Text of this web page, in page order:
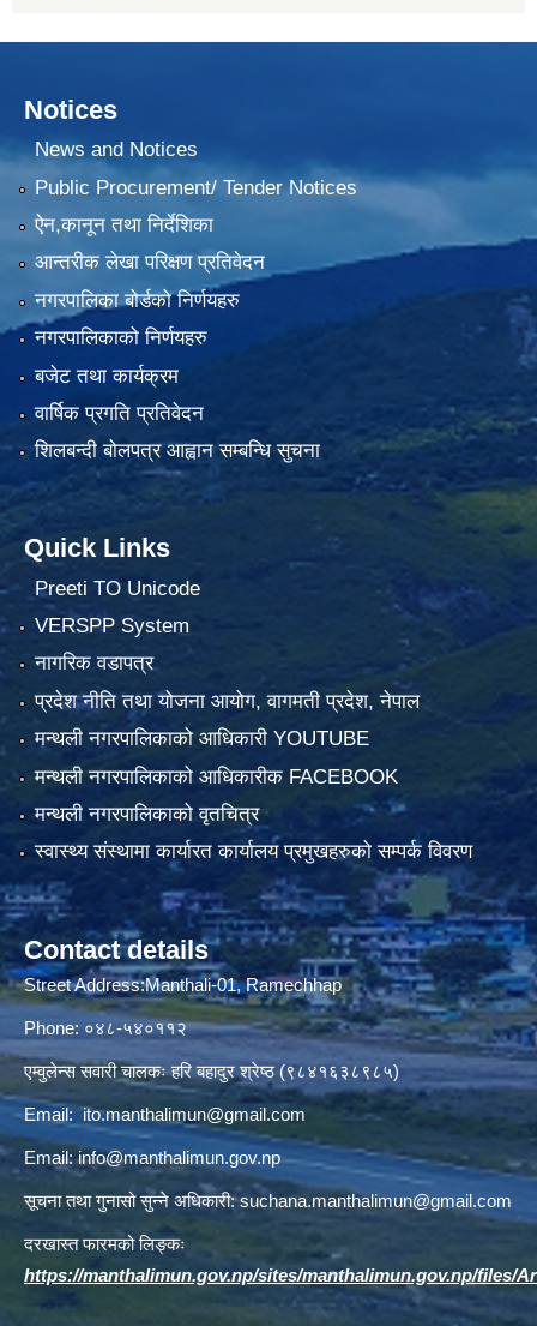
Notices
News and Notices
Public Procurement/ Tender Notices
ऐन,कानून तथा निर्देशिका
आन्तरीक लेखा परिक्षण प्रतिवेदन
नगरपालिका बोर्डको निर्णयहरु
नगरपालिकाको निर्णयहरु
बजेट तथा कार्यक्रम
वार्षिक प्रगति प्रतिवेदन
शिलबन्दी बोलपत्र आह्वान सम्बन्धि सुचना
Quick Links
Preeti TO Unicode
VERSPP System
नागरिक वडापत्र
प्रदेश नीति तथा योजना आयोग, वागमती प्रदेश, नेपाल
मन्थली नगरपालिकाको आधिकारी YOUTUBE
मन्थली नगरपालिकाको आधिकारीक FACEBOOK
मन्थली नगरपालिकाको वृतचित्र
स्वास्थ्य संस्थामा कार्यारत कार्यालय प्रमुखहरुको सम्पर्क विवरण
Contact details
Street Address:Manthali-01, Ramechhap
Phone: ०४८-५४०११२
एम्वुलेन्स सवारी चालकः हरि बहादुर श्रेष्ठ (९८४१६३८९८५)
Email:ito.manthalimun@gmail.com
Email:info@manthalimun.gov.np
सूचना तथा गुनासो सुन्ने अधिकारी:suchana.manthalimun@gmail.com
दरखास्त फारमको लिङ्कः
https://manthalimun.gov.np/sites/manthalimun.gov.np/files/